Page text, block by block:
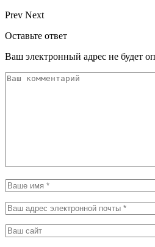
Prev Next
Оставьте ответ
Ваш электронный адрес не будет